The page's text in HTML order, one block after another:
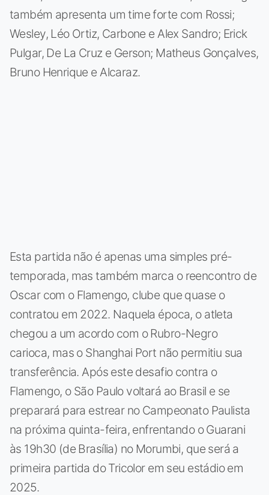
também apresenta um time forte com Rossi;
Wesley, Léo Ortiz, Carbone e Alex Sandro; Erick
Pulgar, De La Cruz e Gerson; Matheus Gonçalves,
Bruno Henrique e Alcaraz.
Esta partida não é apenas uma simples pré-
temporada, mas também marca o reencontro de
Oscar com o Flamengo, clube que quase o
contratou em 2022. Naquela época, o atleta
chegou a um acordo com o Rubro-Negro
carioca, mas o Shanghai Port não permitiu sua
transferência. Após este desafio contra o
Flamengo, o São Paulo voltará ao Brasil e se
preparará para estrear no Campeonato Paulista
na próxima quinta-feira, enfrentando o Guarani
às 19h30 (de Brasília) no Morumbi, que será a
primeira partida do Tricolor em seu estádio em
2025.